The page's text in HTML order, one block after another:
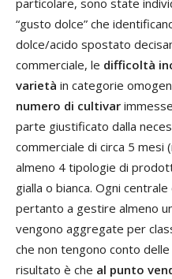
particolare, sono state
“gusto dolce” che
dolce/acido spostato
commerciale, le difficoltà
varietà in categorie
numero di cultivar
parte giustificato dalla
commerciale di circa 5
almeno 4 tipologie di
gialla o bianca. Ogni
pertanto a gestire almeno
vengono aggregate per
che non tengono conto
risultato è che al punto